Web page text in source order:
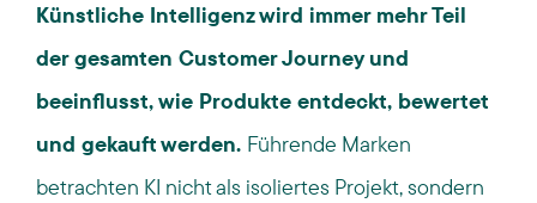
Künstliche Intelligenz wird immer mehr Teil
der gesamten Customer Journey und
beeinflusst, wie Produkte entdeckt, bewertet
und gekauft werden. Führende Marken
betrachten KI nicht als isoliertes Projekt, sondern